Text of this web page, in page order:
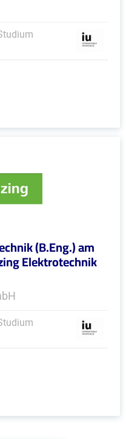
(B.Eng.) am
Elektrotechnik